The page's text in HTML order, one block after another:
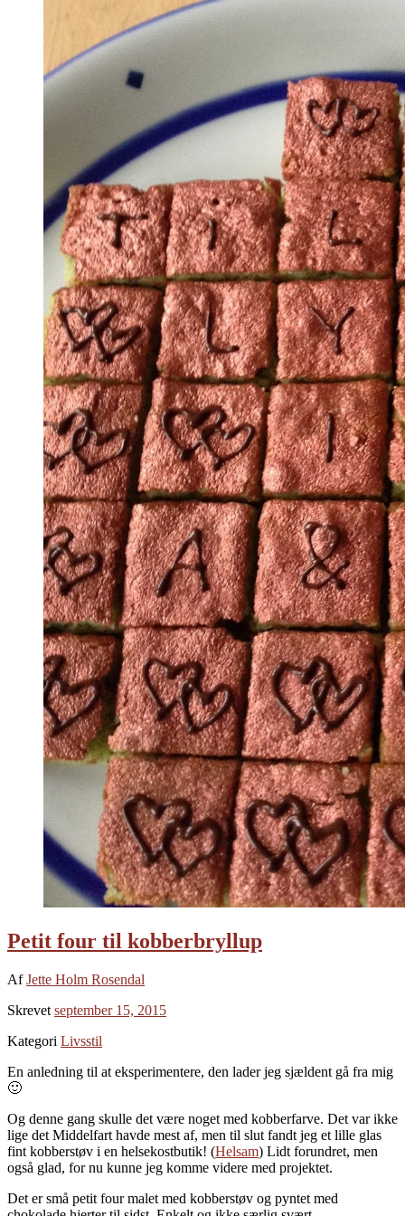
Petit four til kobberbryllup
AfJette Holm Rosendal
Skrevet september 15, 2015
Kategori Livsstil
En anledning til at eksperimentere, den lader jeg sjældent gå fra mig
🙂
Og denne gang skulle det være noget med kobberfarve. Det var ikke
lige det Middelfart havde mest af, men til slut fandt jeg et lille glas
fint kobberstøv i en helsekostbutik! (Helsam) Lidt forundret, men
også glad, for nu kunne jeg komme videre med projektet.
Det er små petit four malet med kobberstøv og pyntet med